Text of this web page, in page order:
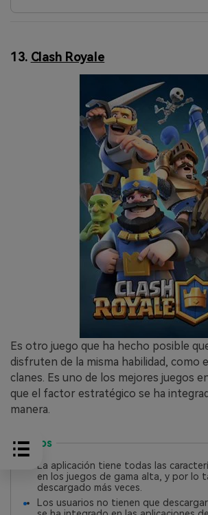
13. Clash Royale
Es otro juego que ha hecho posible
disfruten de la misma habilidad, como
clanes. Es uno de los mejores juegos
que el factor estratégico se ha
manera.
Pros
La aplicación tiene todas las
en los juegos de gama alta, y por lo
descargado más veces.
Los usuarios no tienen que